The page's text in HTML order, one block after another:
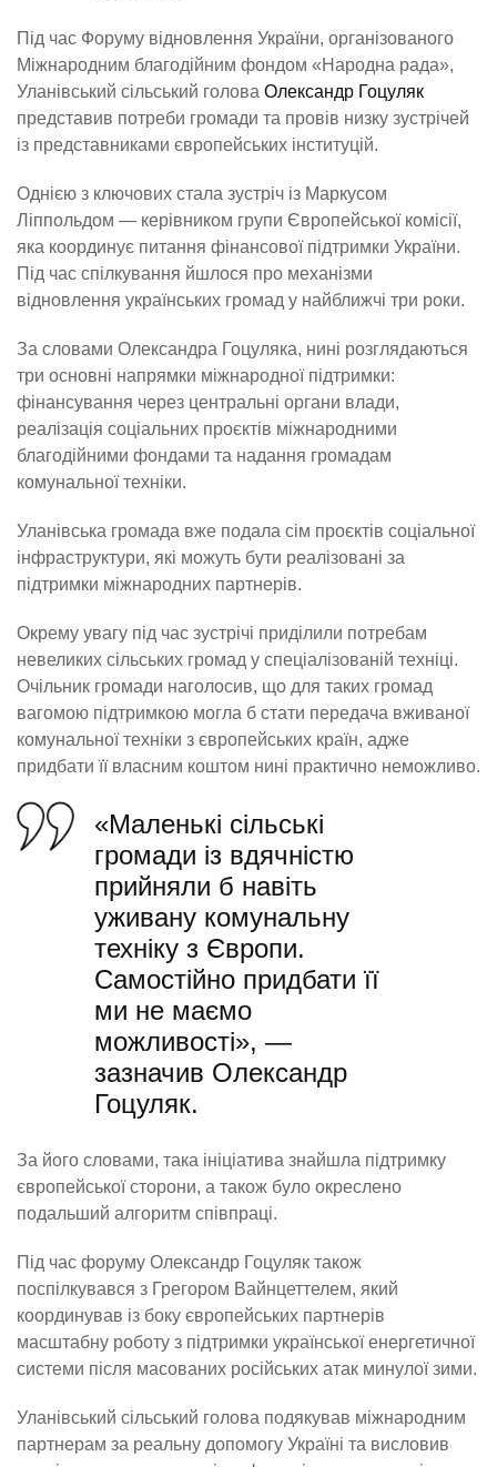
Під час Форуму відновлення України, організованого
Міжнародним благодійним фондом «Народна рада»,
Уланівський сільський голова Олександр Гоцуляк
представив потреби громади та провів низку зустрічей
із представниками європейських інституцій.
Однією з ключових стала зустріч із Маркусом
Ліппольдом — керівником групи Європейської комісії,
яка координує питання фінансової підтримки України.
Під час спілкування йшлося про механізми
відновлення українських громад у найближчі три роки.
За словами Олександра Гоцуляка, нині розглядаються
три основні напрямки міжнародної підтримки:
фінансування через центральні органи влади,
реалізація соціальних проєктів міжнародними
благодійними фондами та надання громадам
комунальної техніки.
Уланівська громада вже подала сім проєктів соціальної
інфраструктури, які можуть бути реалізовані за
підтримки міжнародних партнерів.
Окрему увагу під час зустрічі приділили потребам
невеликих сільських громад у спеціалізованій техніці.
Очільник громади наголосив, що для таких громад
вагомою підтримкою могла б стати передача вживаної
комунальної техніки з європейських країн, адже
придбати її власним коштом нині практично неможливо.
«Маленькі сільські
громади із вдячністю
прийняли б навіть
уживану комунальну
техніку з Європи.
Самостійно придбати її
ми не маємо
можливості», —
зазначив Олександр
Гоцуляк.
За його словами, така ініціатива знайшла підтримку
європейської сторони, а також було окреслено
подальший алгоритм співпраці.
Під час форуму Олександр Гоцуляк також
поспілкувався з Грегором Вайнцеттелем, який
координував із боку європейських партнерів
масштабну роботу з підтримки української енергетичної
системи після масованих російських атак минулої зими.
Уланівський сільський голова подякував міжнародним
партнерам за реальну допомогу Україні та висловив